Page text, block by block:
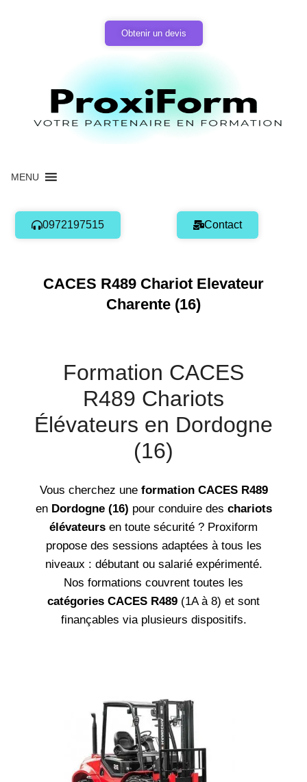
Obtenir un devis
MENU
0972197515 Contact
CACES R489 Chariot Elevateur
Charente (16)
Formation CACES
R489 Chariots
Élévateurs en Dordogne
(16)
Vous cherchez une formation CACES R489
en Dordogne (16) pour conduire des chariots
élévateurs en toute sécurité ? Proxiform
propose des sessions adaptées à tous les
niveaux : débutant ou salarié expérimenté.
Nos formations couvrent toutes les
catégories CACES R489 (1A à 8) et sont
finançables via plusieurs dispositifs.